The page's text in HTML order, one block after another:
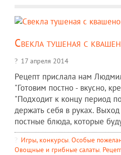
Свекла тушеная с
17 апреля 2014
Рецепт прислала нам
"Готовим постно - вкусно,
"Подходит к концу период
держать себя в руках.
постные блюда, которые
Игры, конкурсы, Особые
Овощные и грибные салаты,